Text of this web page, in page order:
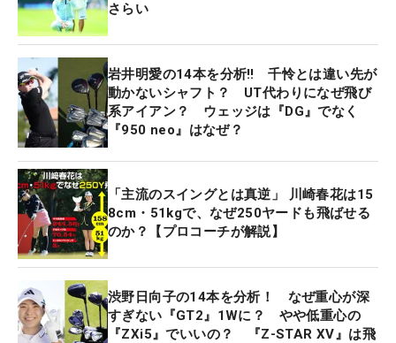
さらい
岩井明愛の14本を分析‼ 千怜とは違い先が
動かないシャフト？ UT代わりになぜ飛び
系アイアン？ ウェッジは『DG』でなく
『950 neo』はなぜ？
「主流のスイングとは真逆」 川崎春花は15
8cm・51kgで、なぜ250ヤードも飛ばせる
のか？【プロコーチが解説】
渋野日向子の14本を分析！ なぜ重心が深
すぎない『GT2』1Wに？ やや低重心の
『ZXi5』でいいの？ 『Z-STAR XV』は飛